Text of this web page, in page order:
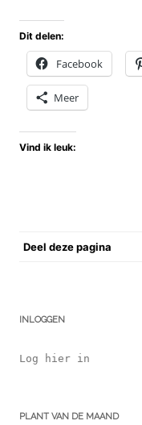
Dit delen:
Facebook
Meer
Vind ik leuk:
Deel deze pagina
INLOGGEN
Log hier in
PLANT VAN DE MAAND